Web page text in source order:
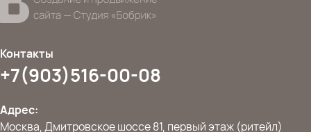
Контакты
+7(903)516-00-08
Адрес:
Москва, Дмитровское шоссе 81, первый этаж (ритейл)